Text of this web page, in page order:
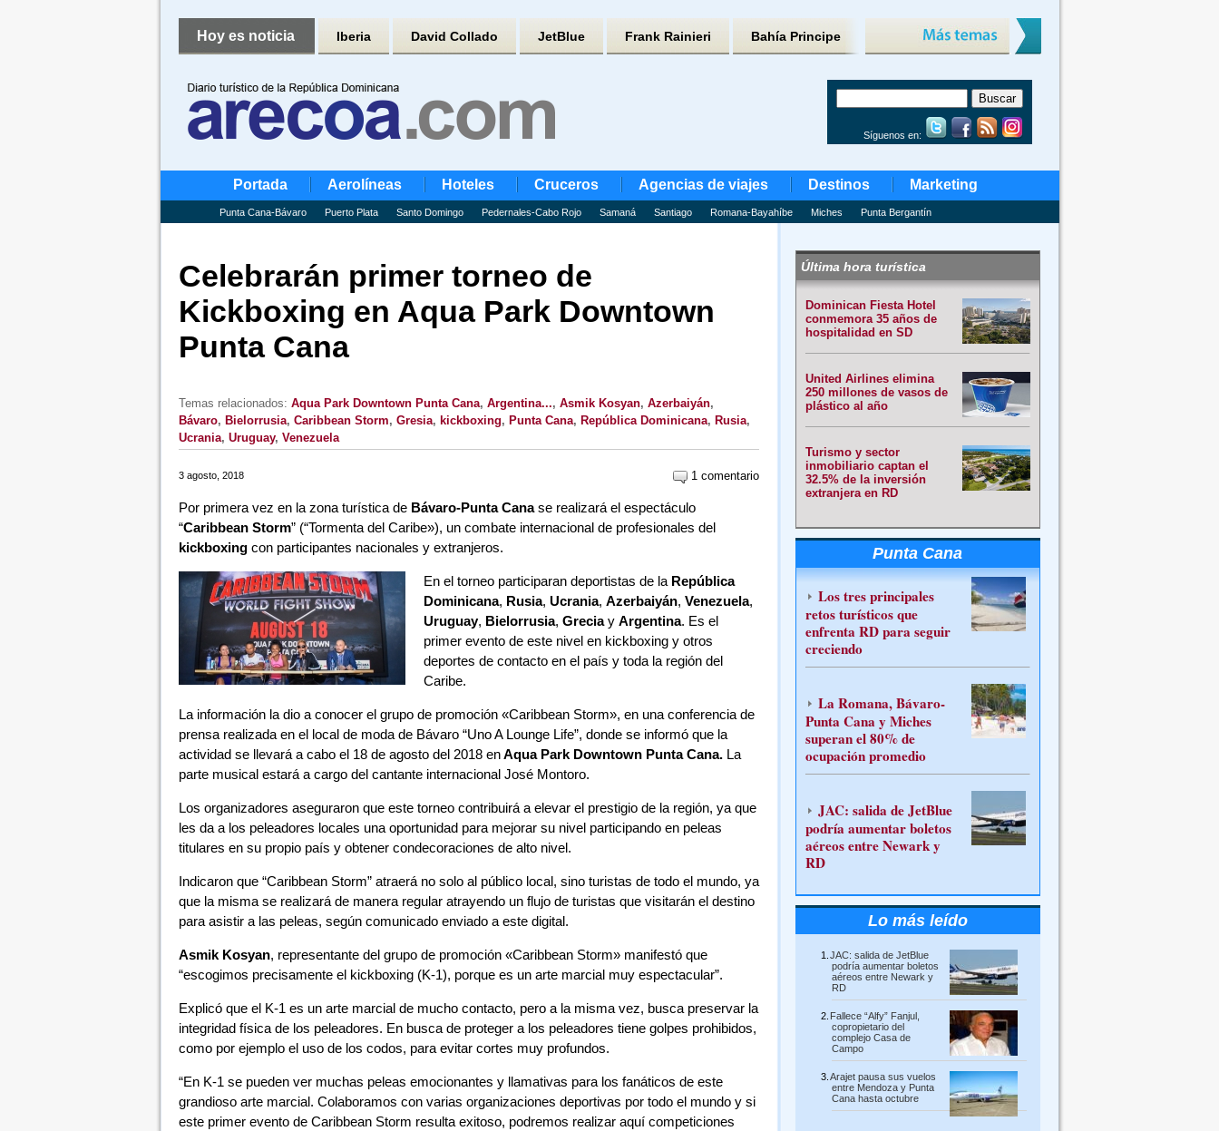
Hoy es noticia Iberia David Collado JetBlue Frank Rainieri Bahía Principe
Síguenos en:
Portada Aerolíneas Hoteles Cruceros Agencias de viajes Destinos Marketing
Punta Cana-Bávaro Puerto Plata Santo Domingo Pedernales-Cabo Rojo Samaná Santiago Romana-Bayahíbe Miches Punta Bergantín
Celebrarán primer torneo de
Kickboxing en Aqua Park Downtown
Punta Cana
Temas relacionados: Aqua Park Downtown Punta Cana, Argentina..., Asmik Kosyan, Azerbaiyán,
Bávaro, Bielorrusia, Caribbean Storm, Gresia, kickboxing, Punta Cana, República Dominicana, Rusia,
Ucrania, Uruguay, Venezuela
3 agosto, 2018 1 comentario
Por primera vez en la zona turística de Bávaro-Punta Canase realizará el espectáculo
“Caribbean Storm” (“Tormenta del Caribe»), un combate internacional de profesionales del
kickboxingcon participantes nacionales y extranjeros.
En el torneo participaran deportistas de la República
Dominicana, Rusia, Ucrania, Azerbaiyán, Venezuela,
Uruguay, Bielorrusia, Greciay Argentina. Es el
primer evento de este nivel en kickboxing y otros
deportes de contacto en el país y toda la región del
Caribe.
La información la dio a conocer el grupo de promoción «Caribbean Storm», en una conferencia de
prensa realizada en el local de moda de Bávaro “Uno A Lounge Life”, donde se informó que la
actividad se llevará a cabo el 18 de agosto del 2018 enAqua Park Downtown Punta Cana.La
parte musical estará a cargo del cantante internacional José Montoro.
Los organizadores aseguraron que este torneo contribuirá a elevar el prestigio de la región, ya que
les da a los peleadores locales una oportunidad para mejorar su nivel participando en peleas
titulares en su propio país y obtener condecoraciones de alto nivel.
Indicaron que “Caribbean Storm” atraerá no solo al público local, sino turistas de todo el mundo, ya
que la misma se realizará de manera regular atrayendo un flujo de turistas que visitarán el destino
para asistir a las peleas, según comunicado enviado a este digital.
Asmik Kosyan, representante del grupo de promoción «Caribbean Storm» manifestó que
“escogimos precisamente el kickboxing (K-1), porque es un arte marcial muy espectacular”.
Explicó que el K-1 es un arte marcial de mucho contacto, pero a la misma vez, busca preservar la
integridad física de los peleadores. En busca de proteger a los peleadores tiene golpes prohibidos,
como por ejemplo el uso de los codos, para evitar cortes muy profundos.
“En K-1 se pueden ver muchas peleas emocionantes y llamativas para los fanáticos de este
grandioso arte marcial. Colaboramos con varias organizaciones deportivas por todo el mundo y si
este primer evento de Caribbean Storm resulta exitoso, podremos realizar aquí competiciones
Última hora turística
Dominican Fiesta Hotel
conmemora 35 años de
hospitalidad en SD
United Airlines elimina
250 millones de vasos de
plástico al año
Turismo y sector
inmobiliario captan el
32.5% de la inversión
extranjera en RD
Punta Cana
Los tres principales
retos turísticos que
enfrenta RD para seguir
creciendo
La Romana, Bávaro-
Punta Cana y Miches
superan el 80% de
ocupación promedio
JAC: salida de JetBlue
podría aumentar boletos
aéreos entre Newark y
RD
Lo más leído
JAC: salida de JetBlue
podría aumentar boletos
aéreos entre Newark y
RD
Fallece “Alfy” Fanjul,
copropietario del
complejo Casa de
Campo
Arajet pausa sus vuelos
entre Mendoza y Punta
Cana hasta octubre